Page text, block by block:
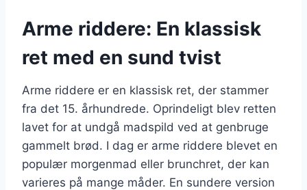
Arme riddere: En klassisk
ret med en sund tvist
Arme riddere er en klassisk ret, der stammer
fra det 15. århundrede. Oprindeligt blev retten
lavet for at undgå madspild ved at genbruge
gammelt brød. I dag er arme riddere blevet en
populær morgenmad eller brunchret, der kan
varieres på mange måder. En sundere version